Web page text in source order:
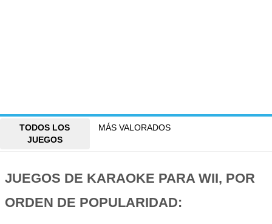
TODOS LOS
JUEGOS
MÁS VALORADOS
JUEGOS DE KARAOKE PARA WII, POR
ORDEN DE POPULARIDAD: